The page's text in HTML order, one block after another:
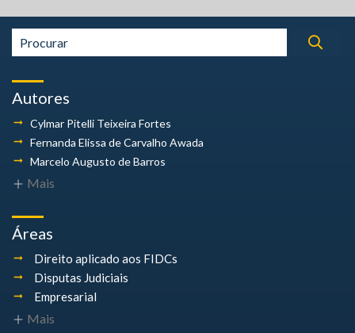
Autores
Cylmar Pitelli Teixeira Fortes
Fernanda Elissa de Carvalho Awada
Marcelo Augusto de Barros
Mais
Áreas
Direito aplicado aos FIDCs
Disputas Judiciais
Empresarial
Mais